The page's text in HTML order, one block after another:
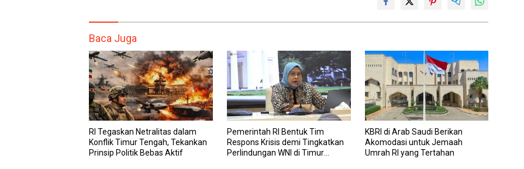
Baca Juga
RI Tegaskan Netralitas dalam
Konflik Timur Tengah, Tekankan
Prinsip Politik Bebas Aktif
Pemerintah RI Bentuk Tim
Respons Krisis demi Tingkatkan
Perlindungan WNI di Timur
KBRI di Arab Saudi Berikan
Akomodasi untuk Jemaah
Umrah RI yang Tertahan